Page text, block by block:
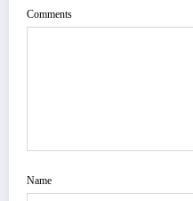
Comments
Name